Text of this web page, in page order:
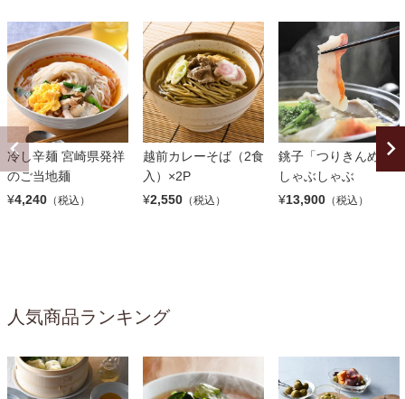
冷し辛麺 宮崎県発祥
のご当地麺
¥4,240 （税込）
越前カレーそば（2食
入）×2P
¥2,550 （税込）
銚子「つりきんめ」
しゃぶしゃぶ
¥13,900 （税込）
人気商品ランキング